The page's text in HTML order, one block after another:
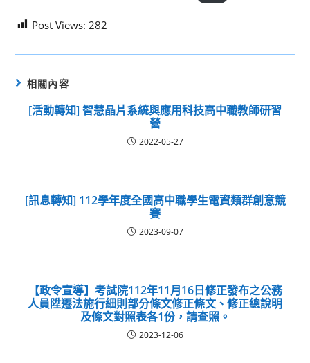
Post Views: 282
相關內容
[活動轉知] 智慧晶片系統與應用科技高中職教師研習
營
2022-05-27
[訊息轉知] 112學年度全國高中職學生電資類群創意競
賽
2023-09-07
【政令宣導】考試院112年11月16日修正發布之公務
人員陞遷法施行細則部分條文修正條文、修正總說明
及條文對照表各1份，請查照。
2023-12-06